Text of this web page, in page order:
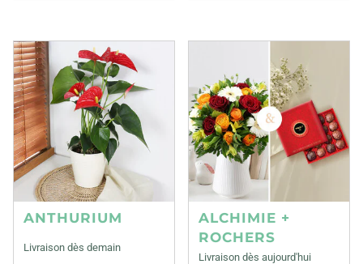
ANTHURIUM
Livraison dès demain
ALCHIMIE +
ROCHERS
Livraison dès aujourd'hui